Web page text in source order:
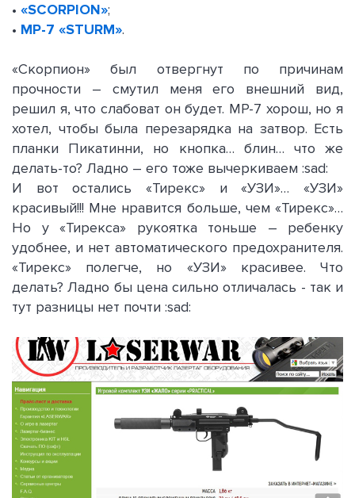
• «SCORPION»;
• МР-7 «STURM».
«Скорпион» был отвергнут по причинам
прочности – смутил меня его внешний вид,
решил я, что слабоват он будет. МР-7 хорош, но я
хотел, чтобы была перезарядка на затвор. Есть
планки Пикатинни, но кнопка… блин… что же
делать-то? Ладно – его тоже вычеркиваем :sad:
И вот остались «Тирекс» и «УЗИ»… «УЗИ»
красивый!!! Мне нравится больше, чем «Тирекс»…
Но у «Тирекса» рукоятка тоньше – ребенку
удобнее, и нет автоматического предохранителя.
«Тирекс» полегче, но «УЗИ» красивее. Что
делать? Ладно бы цена сильно отличалась - так и
тут разницы нет почти :sad: